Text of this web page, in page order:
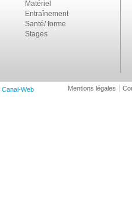
Matériel
Entraînement
Santé/ forme
Stages
Canal-Web Mentions légales